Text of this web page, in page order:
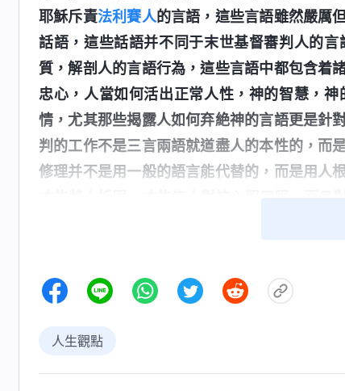
耶穌斥責法利賽人的言語，這些言語雖然嚴厲
話語，這些話語并不同于末世基督審判人的
質，解剖人的言語行為，這些言語中都包含着
忠心，人當如何活出正常人性，神的智慧，
情，尤其那些揭露人如何弃絶神的言語更是針
判的工作不是三言兩語就道盡人的本性的，而
修理并不是用一般的語言能代替的，而是用人
玲玲交通説：「從神的話中看
判、揭示了我們各方面的敗壞實質、敗壞根
則，還有我們裏面對神的各種觀念想象與抵擋
大、彎曲詭詐、自私卑鄙、污穢敗壞，絲毫没
觸犯的性情，從而産生對神真實的敬畏與順服
人生觀點